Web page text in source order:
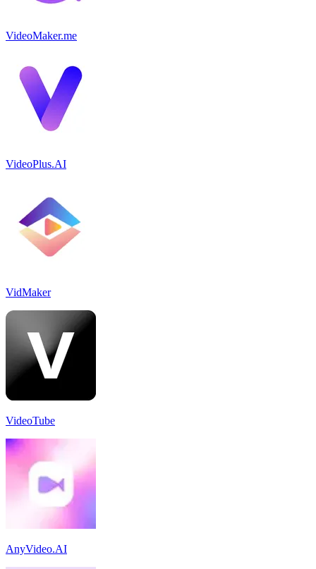
VideoMaker.me
VideoPlus.AI
VidMaker
VideoTube
AnyVideo.AI